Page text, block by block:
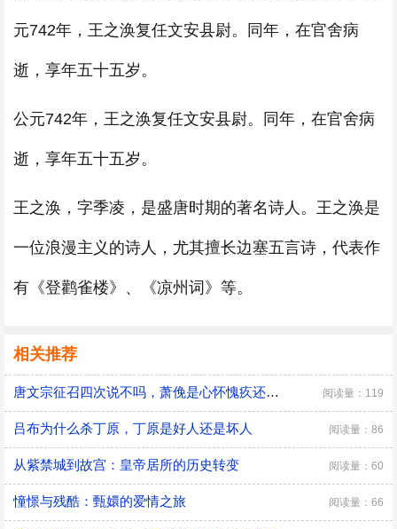
元742年，王之涣复任文安县尉。同年，在官舍病
逝，享年五十五岁。
公元742年，王之涣复任文安县尉。同年，在官舍病
逝，享年五十五岁。
王之涣，字季凌，是盛唐时期的著名诗人。王之涣是
一位浪漫主义的诗人，尤其擅长边塞五言诗，代表作
有《登鹳雀楼》、《凉州词》等。
相关推荐
唐文宗征召四次说不吗，萧俛是心怀愧疚还是居功自傲 阅读量：119
吕布为什么杀丁原，丁原是好人还是坏人 阅读量：86
从紫禁城到故宫：皇帝居所的历史转变 阅读量：60
憧憬与残酷：甄嬛的爱情之旅 阅读量：66